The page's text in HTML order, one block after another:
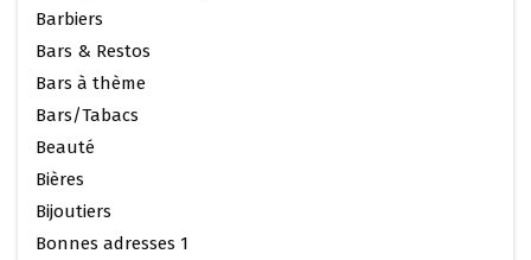
Barbiers
Bars & Restos
Bars à thème
Bars/Tabacs
Beauté
Bières
Bijoutiers
Bonnes adresses 1